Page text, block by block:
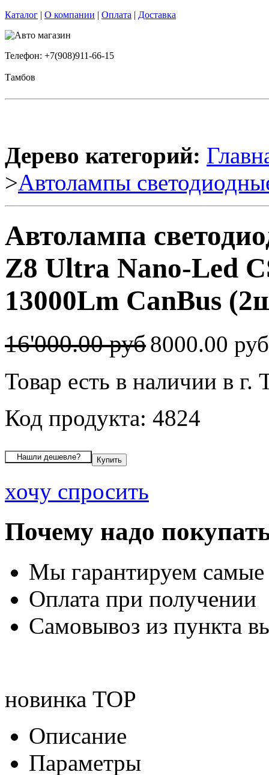
Каталог | О компании | Оплата | Доставка
Телефон: +7(908)911-66-15
Тамбов
Дерево категорий:
>Автолампы
Автолампа
Z8 Ultra Nano-Led
13000Lm CanBus
16'000.00 руб8000.00
Товар есть в наличии в г.
Код продукта: 4824
хочу спросить
Почему надо
Мы гарантируем
Оплата при получении
Самовывоз из пункта
новинка TOP
Описание
Параметры